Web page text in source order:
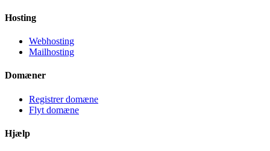
Hosting
Webhosting
Mailhosting
Domæner
Registrer domæne
Flyt domæne
Hjælp